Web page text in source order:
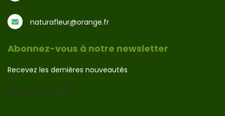
naturafleur@orange.fr
Abonnez-vous à notre newsletter
Recevez les dernières nouveautés
[sibwp_form id=1]